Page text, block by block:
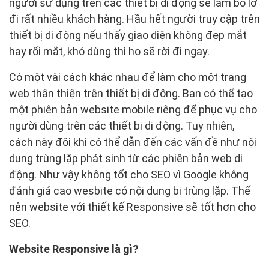
người sử dụng trên các thiết bị di động sẽ làm bỏ lỡ
đi rất nhiều khách hàng. Hầu hết người truy cập trên
thiết bị di động nếu thấy giao diện không đẹp mắt
hay rối mắt, khó dùng thì họ sẽ rời đi ngay.
Có một vài cách khác nhau để làm cho một trang
web thân thiện trên thiết bị di động. Bạn có thể tạo
một phiên bản website mobile riêng để phục vụ cho
người dùng trên các thiết bị di động. Tuy nhiên,
cách này đôi khi có thể dẫn đến các vấn đề như nội
dung trùng lặp phát sinh từ các phiên bản web di
động. Như vậy không tốt cho SEO vì Google không
đánh giá cao wesbite có nội dung bị trùng lặp. Thế
nên website với thiết kế Responsive sẽ tốt hơn cho
SEO.
Website Responsive là gì?